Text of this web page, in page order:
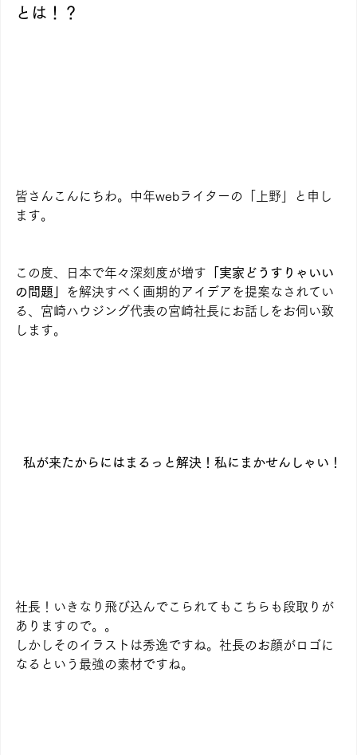
とは！？
皆さんこんにちわ。中年webライターの「上野」と申し
ます。
この度、日本で年々深刻度が増す 「実家どうすりゃいい
の問題」
を解決すべく画期的アイデアを提案なされてい
る、宮崎ハウジング代表の宮崎社長にお話しをお伺い致
します。
私が来たからにはまるっと解決！私にまかせんしゃい！
社長！いきなり飛び込んでこられてもこちらも段取りが
ありますので。。
しかしそのイラストは秀逸ですね。社長のお顔がロゴに
なるという最強の素材ですね。